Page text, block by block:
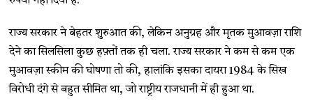
राज्य सरकार ने बेहतर शुरुआत की, लेकिन अनुग्रह और मृतक मुआवज़ा राशि
देने का सिलसिला कुछ हफ़्तों तक ही चला. राज्य सरकार ने कम से कम एक
मुआवज़ा स्कीम की घोषणा तो की, हालांकि इसका दायरा 1984 के सिख
विरोधी दंगे से बहुत सीमित था, जो राष्ट्रीय राजधानी में ही हुआ था.